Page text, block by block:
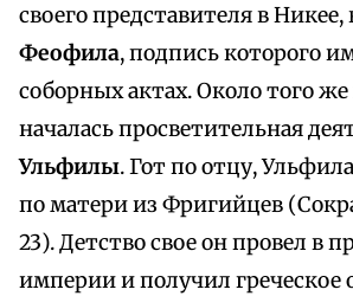
своего представителя в Никее,
Феофила, подпись которого
соборных актах. Около того
началась просветительная
Ульфилы. Гот по отцу,
по матери из Фригийцев
23). Детство свое он провел в
империи и получил греческое